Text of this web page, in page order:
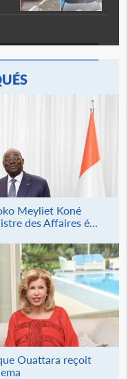
Meyliet Koné
des Affaires é...
Ouattara reçoit